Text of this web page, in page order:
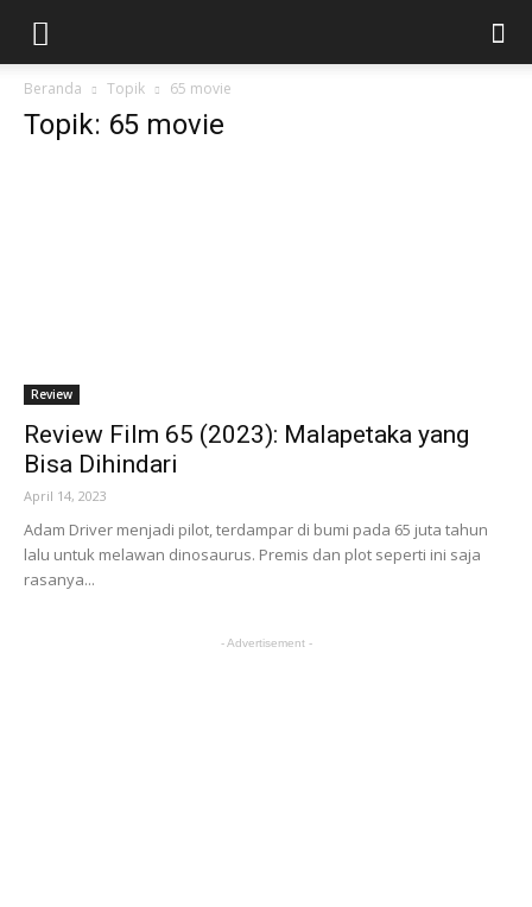
Beranda Topik 65 movie
Topik: 65 movie
Review
Review Film 65 (2023): Malapetaka yang
Bisa Dihindari
April 14, 2023
Adam Driver menjadi pilot, terdampar di bumi pada 65 juta tahun
lalu untuk melawan dinosaurus. Premis dan plot seperti ini saja
rasanya...
- Advertisement -